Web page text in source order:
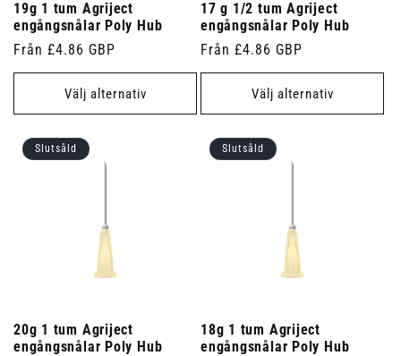
19g 1 tum Agriject
engångsnålar Poly Hub
Ordinarie
pris
Från £4.86 GBP
Välj alternativ
17 g 1/2 tum Agriject
engångsnålar Poly Hub
Ordinarie
pris
Från £4.86 GBP
Välj alternativ
Slutsåld
20g 1 tum Agriject
engångsnålar Poly Hub
Slutsåld
18g 1 tum Agriject
engångsnålar Poly Hub